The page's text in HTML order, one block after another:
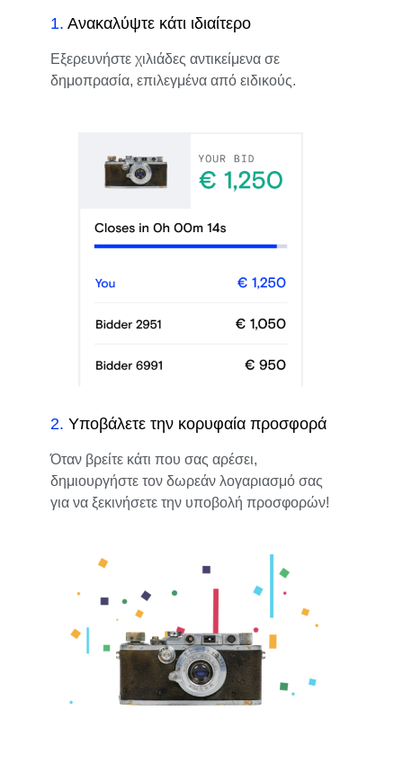
1. Ανακαλύψτε κάτι ιδιαίτερο
Εξερευνήστε χιλιάδες αντικείμενα σε
δημοπρασία, επιλεγμένα από ειδικούς.
2. Υποβάλετε την κορυφαία προσφορά
Όταν βρείτε κάτι που σας αρέσει,
δημιουργήστε τον δωρεάν λογαριασμό σας
για να ξεκινήσετε την υποβολή προσφορών!